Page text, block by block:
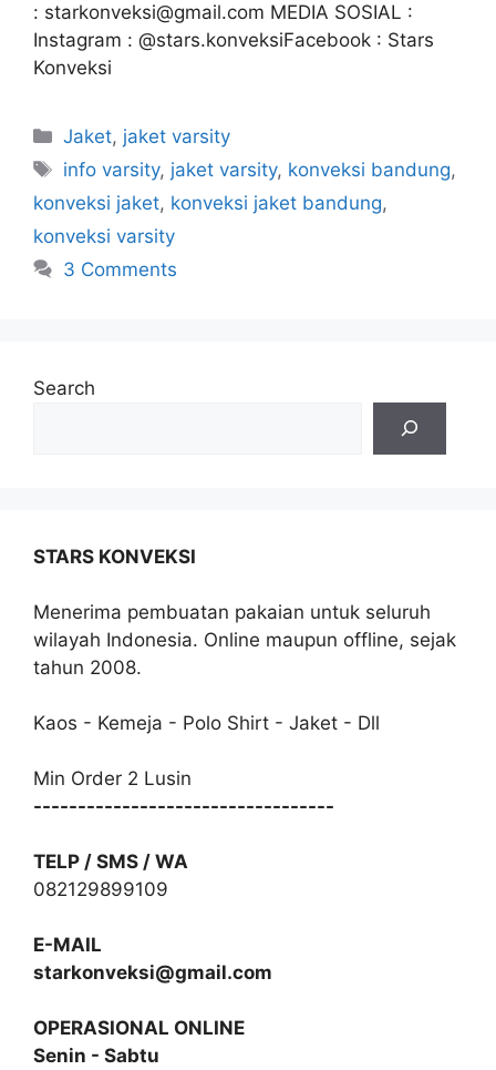
: starkonveksi@gmail.com MEDIA SOSIAL :
Instagram : @stars.konveksiFacebook : Stars
Konveksi
Jaket, jaket varsity
info varsity, jaket varsity, konveksi bandung,
konveksi jaket, konveksi jaket bandung,
konveksi varsity
3 Comments
Search
STARS KONVEKSI
Menerima pembuatan pakaian untuk seluruh
wilayah Indonesia. Online maupun offline, sejak
tahun 2008.
Kaos - Kemeja - Polo Shirt - Jaket - Dll
Min Order 2 Lusin
----------------------------------
TELP / SMS / WA
082129899109
E-MAIL
starkonveksi@gmail.com
OPERASIONAL ONLINE
Senin - Sabtu